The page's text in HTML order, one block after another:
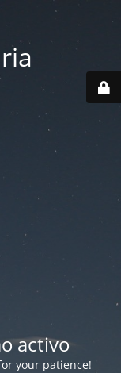
activo
your patience!